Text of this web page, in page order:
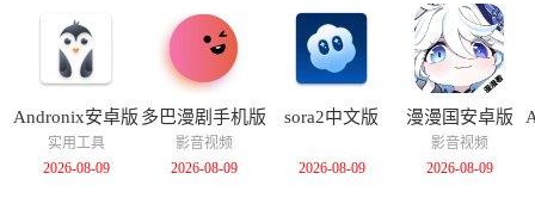
Andronix安卓版
实用工具
2026-08-09
多巴漫剧手机版
影音视频
2026-08-09
sora2中文版
2026-08-09
漫漫国安卓版
影音视频
2026-08-09